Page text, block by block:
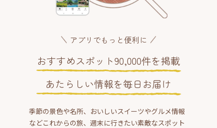
アプリでもっと便利に
おすすめスポット90,000件を掲載
あたらしい情報を毎日お届け
季節の景色や名所、おいしいスイーツやグルメ情報
などこれからの旅、週末に行きたい素敵なスポット